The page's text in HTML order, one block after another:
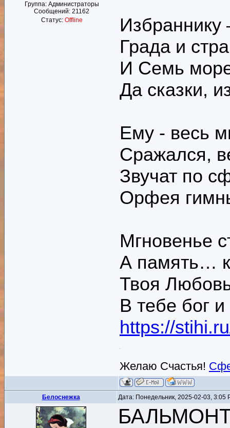
Группа: Администраторы
Сообщений: 21162
Статус: Offline
Града и
И Семь
Да сказки,
Ему - весь
Сражался,
Звучат по
Орфея
Мгновенье
А память…
Твоя
В тебе бог
https://
Желаю Счастья!
Белоснежка Дата: Понедельник, 2025-02-03,